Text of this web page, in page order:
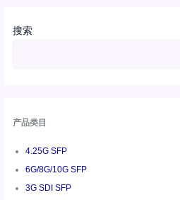
搜索
产品类目
4.25G SFP
6G/8G/10G SFP
3G SDI SFP